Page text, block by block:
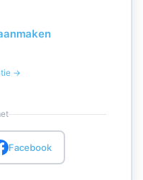
→
Facebook